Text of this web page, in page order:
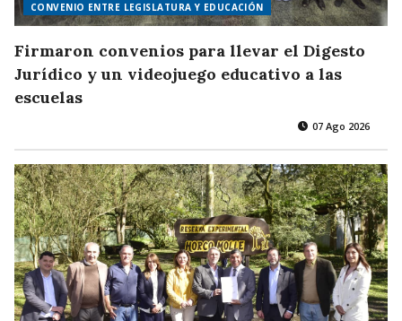
CONVENIO ENTRE LEGISLATURA Y EDUCACIÓN
Firmaron convenios para llevar el Digesto
Jurídico y un videojuego educativo a las
escuelas
07 Ago 2026